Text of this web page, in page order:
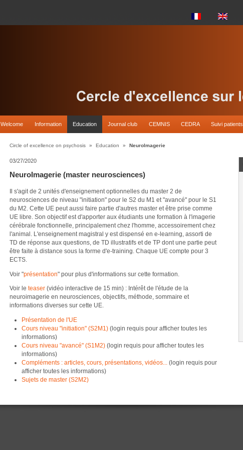
Welcome Information Education Journal club CEMNIS CEDRA Suivi patients
Circle of excellence on psychosis » Education » NeuroImagerie
03/27/2020
NeuroImagerie (master neurosciences)
Il s'agit de 2 unités d'enseignement optionnelles du master 2 de
neurosciences de niveau "initiation" pour le S2 du M1 et "avancé" pour le S1
du M2. Cette UE peut aussi faire partie d'autres master et être prise comme
UE libre. Son objectif est d'apporter aux étudiants une formation à l'imagerie
cérébrale fonctionnelle, principalement chez l'homme, accessoirement chez
l'animal. L'enseignement magistral y est dispensé en e-learning, assorti de
TD de réponse aux questions, de TD illustratifs et de TP dont une partie peut
être faite à distance sous la forme d'e-training. Chaque UE compte pour 3
ECTS.
Voir "présentation" pour plus d'informations sur cette formation.
Voir le teaser (vidéo interactive de 15 min) : Intérêt de l'étude de la
neuroimagerie en neurosciences, objectifs, méthode, sommaire et
informations diverses sur cette UE.
Présentation de l'UE
Cours niveau "initiation" (S2M1)(login requis pour afficher toutes les
informations)
Cours niveau "avancé" (S1M2)(login requis pour afficher toutes les
informations)
Compléments : articles, cours, présentations, vidéos...
(login requis pour
afficher toutes les informations)
Sujets de master (S2M2)